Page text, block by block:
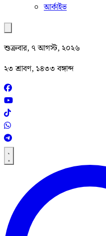
আর্কাইভ
শুক্রবার, ৭ আগস্ট, ২০২৬
২৩ শ্রাবণ, ১৪৩৩ বঙ্গাব্দ